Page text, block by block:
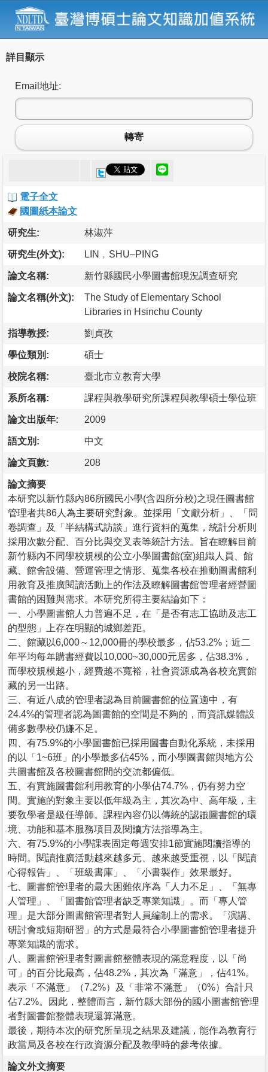
詳目顯示
Email地址:
轉寄
電子全文
國圖紙本論文
研究生: 林淑萍
研究生(外文): LIN﹐SHU–PING
論文名稱: 新竹縣國民小學圖書館現況調查研究
論文名稱(外文):
The Study of Elementary School
Libraries in Hsinchu County
指導教授: 劉貞孜
學位類別: 碩士
校院名稱: 臺北市立教育大學
系所名稱: 課程與教學研究所課程與教學碩士學位班
論文出版年: 2009
語文別: 中文
論文頁數: 208
論文摘要
本研究以新竹縣內86所國民小學(含四所分校)之現任圖書館
管理者共86人為主要研究對象。並採用「文獻分析」、「問
卷調查」及「半結構式訪談」進行資料的蒐集，統計分析則
採用次數分配、百分比與交叉表等統計方法。旨在瞭解目前
新竹縣內不同學校規模的公立小學圖書館(室)組織人員、館
藏、館舍設備、營運管理之情形、蒐集各校在推動圖書館利
用教育及推廣閱讀活動上的作法及瞭解圖書館管理者經營圖
書館的困難與需求。本研究所得主要結論如下：
一、小學圖書館人力普遍不足，在「是否有志工協助及志工
的型態」上存在明顯的城鄉差距。
二、館藏以6,000～12,000冊的學校最多，佔53.2%；近二
年平均每年購書經費以10,000~30,000元居多，佔38.3%，
而學校規模越小，經費越不寬裕，社會資源成為各校充實館
藏的另一出路。
三、有近八成的管理者認為目前圖書館的位置適中，有
24.4%的管理者認為圖書館的空間是不夠的，而資訊媒體設
備多數學校仍嫌不足。
四、有75.9%的小學圖書館已採用圖書自動化系統，未採用
的以「1~6班」的小學最多佔45%，而小學圖書館與地方公
共圖書館及各校圖書館間的交流都偏低。
五、有實施圖書館利用教育的小學佔74.7%，仍有努力空
間。實施的對象主要以低年級為主，其次為中、高年級，主
要敎學者是級任導師。課程內容仍以傳統的認識圖書館的環
境、功能和基本服務項目及閱讀方法指導為主。
六、有75.9%的小學課表固定每週安排1節實施閱讀指導的
時間。閱讀推廣活動越來越多元、越來越受重視，以「閱讀
心得報告」、「班級書庫」、「小書製作」效果最好。
七、圖書館管理者的最大困難依序為「人力不足」、「無專
人管理」、「圖書館管理者缺乏專業知識」。而「專人管
理」是大部分圖書館管理者對人員編制上的需求。「演講、
研討會或短期研習」的方式是最符合小學圖書館管理者提升
專業知識的需求。
八、圖書館管理者對圖書館整體表現的滿意程度，以「尚
可」的百分比最高，佔48.2%，其次為「滿意」，佔41%。
表示「不滿意」（7.2%）及「非常不滿意」（0%）合計只
佔7.2%。因此，整體而言，新竹縣大部份的國小圖書館管理
者對圖書館整體表現還算滿意。
最後，期待本次的研究所呈現之結果及建議，能作為教育行
政當局及各校在行政資源分配及教學時的參考依據。
論文外文摘要